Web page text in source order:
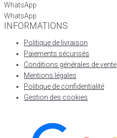
WhatsApp
WhatsApp
INFORMATIONS
Politique de livraison
Paiements sécurisés
Conditions générales de vente
Mentions légales
Politique de confidentialité
Gestion des cookies